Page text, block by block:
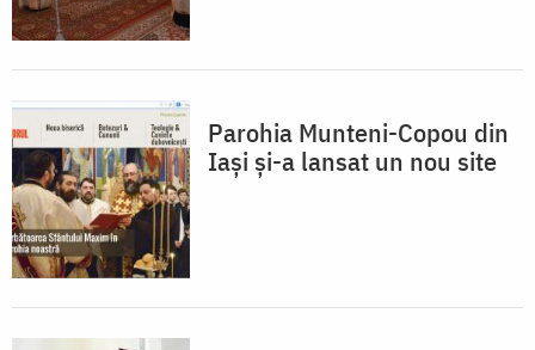
Parohia Munteni-Copou din
Iași și-a lansat un nou site